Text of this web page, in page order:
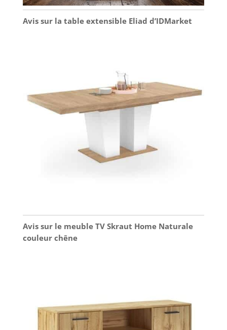
Avis sur la table extensible Eliad d’IDMarket
Avis sur le meuble TV Skraut Home Naturale
couleur chêne